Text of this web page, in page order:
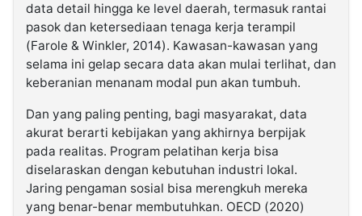
data detail hingga ke level daerah, termasuk rantai
pasok dan ketersediaan tenaga kerja terampil
(Farole & Winkler, 2014). Kawasan-kawasan yang
selama ini gelap secara data akan mulai terlihat, dan
keberanian menanam modal pun akan tumbuh.
Dan yang paling penting, bagi masyarakat, data
akurat berarti kebijakan yang akhirnya berpijak
pada realitas. Program pelatihan kerja bisa
diselaraskan dengan kebutuhan industri lokal.
Jaring pengaman sosial bisa merengkuh mereka
yang benar-benar membutuhkan. OECD (2020)